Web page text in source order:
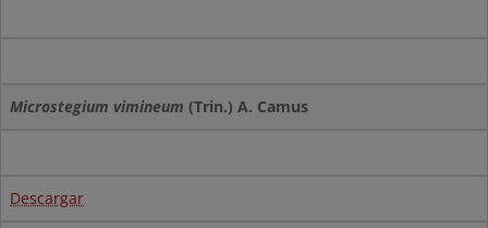
Microstegium vimineum (Trin.) A. Camus
Descargar